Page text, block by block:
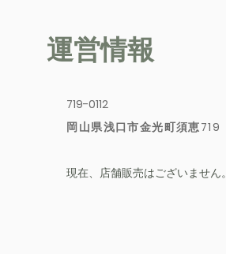
運営情報
719-0112
岡山県浅口市金光町須恵719
​現在、店舗販売はございません。